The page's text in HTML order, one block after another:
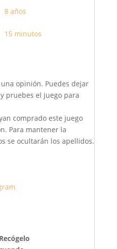
8 años
15 minutos
opinión. Puedes dejar
pruebes el juego para
comprado este juego
Para mantener la
se ocultarán los apellidos.
Recógelo